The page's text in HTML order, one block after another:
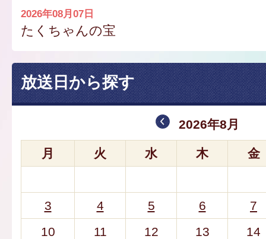
2026年08月07日
たくちゃんの宝
放送日から探す
2026年8月
月 火 水 木 金
3 4 5 6
7
10
11 12 13
14